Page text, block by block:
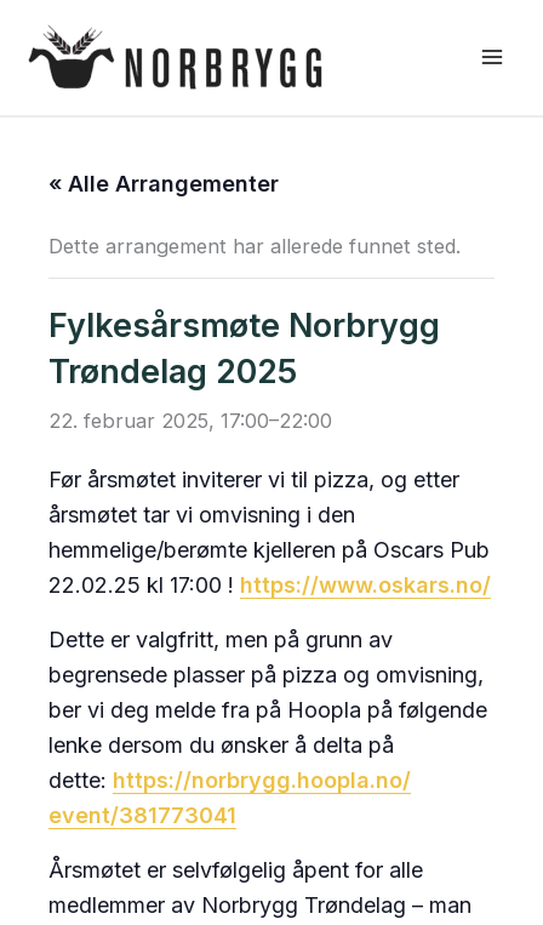
rett
« Alle Arrangementer
Dette arrangement har allerede funnet sted.
Fylkesårsmøte Norbrygg
Trøndelag 2025
22. februar 2025, 17:00–22:00
Før årsmøtet inviterer vi til pizza, og etter
årsmøtet tar vi omvisning i den
hemmelige/berømte kjelleren på Oscars Pub
22.02.25 kl 17:00 ! https://www.oskars.no/
Dette er valgfritt, men på grunn av
begrensede plasser på pizza og omvisning,
ber vi deg melde fra på Hoopla på følgende
lenke dersom du ønsker å delta på
dette: https://norbrygg.hoopla.no/
event/381773041
Årsmøtet er selvfølgelig åpent for alle
medlemmer av Norbrygg Trøndelag – man